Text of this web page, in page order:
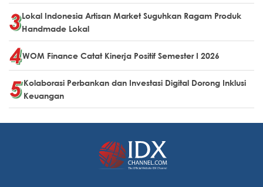
Lokal Indonesia Artisan Market Suguhkan Ragam Produk
Handmade Lokal
WOM Finance Catat Kinerja Positif Semester I 2026
Kolaborasi Perbankan dan Investasi Digital Dorong Inklusi
Keuangan